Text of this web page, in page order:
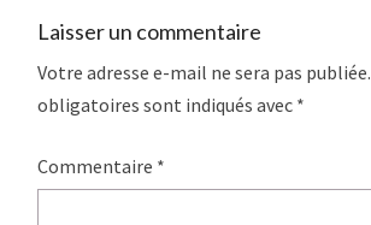
Laisser un commentaire
Votre adresse e-mail ne sera pas publiée.
obligatoires sont indiqués avec *
Commentaire *